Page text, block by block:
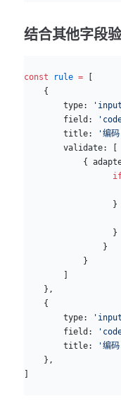
结合其他字段
const rule = [
    {
        type:
        field:
        title:
'编
        validate: [
{
                  }
                  }
                }
            }
        ]
    },
    {
        type:
        field:
        title:
'编
    },
]